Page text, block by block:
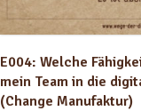
E004: Welche
mein Team in die
(Change Manufaktur)